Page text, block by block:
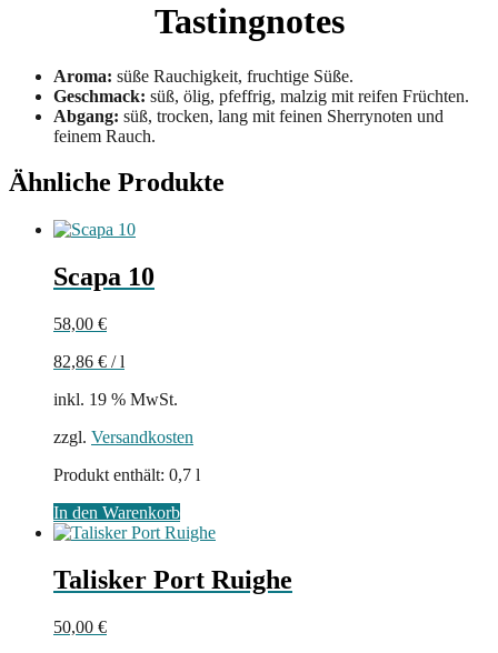
Tastingnotes
Aroma: süße Rauchigkeit, fruchtige Süße.
Geschmack: süß, ölig, pfeffrig, malzig mit reifen Früchten.
Abgang: süß, trocken, lang mit feinen Sherrynoten und
feinem Rauch.
Ähnliche Produkte
Scapa 10
58,00 €
82,86 € /l
inkl. 19 % MwSt.
zzgl. Versandkosten
Produkt enthält: 0,7 l
In den Warenkorb
Talisker Port Ruighe
50,00 €